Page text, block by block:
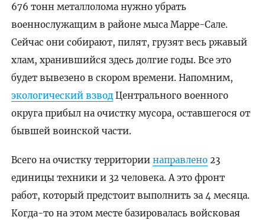
676 тонн металлолома нужно убрать
военнослужащим в районе мыса Марре-Сале.
Сейчас они собирают, пилят, грузят весь ржавый
хлам, хранившийся здесь долгие годы. Все это
будет вывезено в скором времени. Напомним,
экологический взводЦентрального военного
округа прибыл на очистку мусора, оставшегося от
бывшей воинской части.
Всего на очистку территории направлено23
единицы техники и 32 человека. А это фронт
работ, который предстоит выполнить за 4 месяца.
Когда-то на этом месте базировалась войсковая